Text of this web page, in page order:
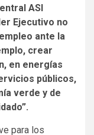
ASI
Ejecutivo no
ante la
crear
en energías
públicos,
verde y de
para los